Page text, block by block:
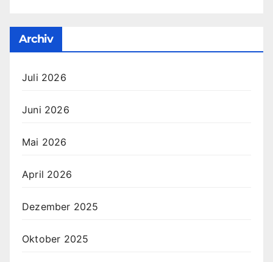
Archiv
Juli 2026
Juni 2026
Mai 2026
April 2026
Dezember 2025
Oktober 2025